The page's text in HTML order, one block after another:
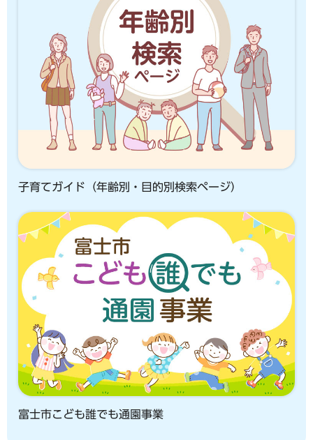
子育てガイド（年齢別・目的別検索ページ）
富士市こども誰でも通園事業